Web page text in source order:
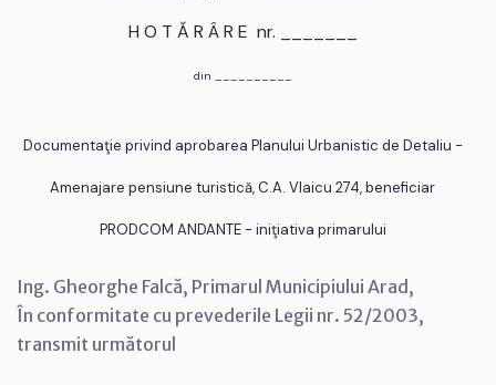
H O T Ă R Â R E nr. _______
din __________
Documentaţie privind aprobarea Planului Urbanistic de Detaliu -
Amenajare pensiune turistică, C.A. Vlaicu 274, beneficiar
PRODCOM ANDANTE - iniţiativa primarului
Ing. Gheorghe Falcă, Primarul Municipiului Arad,
În conformitate cu prevederile Legii nr. 52/2003,
transmit următorul